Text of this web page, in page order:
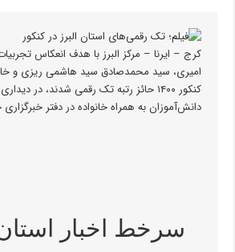
کرج – ایرنا – مرکز البرز با هدف انعکاس
امیری، سید محمدصادق سید هاشمی ریزی و
کنکور ۱۴۰۰ حائز رتبه تک رقمی شدند، در
دانش‌آموزان به همراه خانواده در دفتر
سرخط اخبار